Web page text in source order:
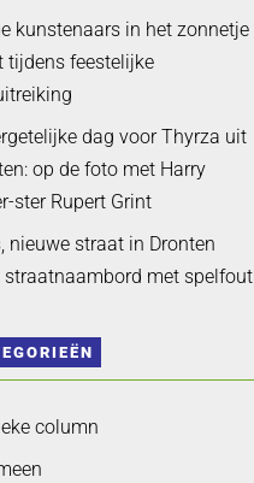
kunstenaars in het zonnetje
tijdens feestelijke
dag voor Thyrza uit
op de foto met Harry
ster Rupert Grint
nieuwe straat in Dronten
straatnaambord met spelfout
column